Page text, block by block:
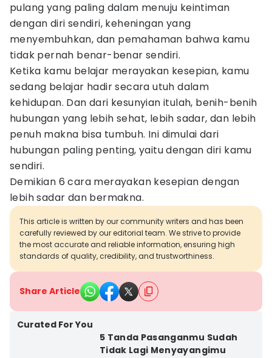
pulang yang paling dalam menuju keintiman
dengan diri sendiri, keheningan yang
menyembuhkan, dan pemahaman bahwa kamu
tidak pernah benar-benar sendiri.
Ketika kamu belajar merayakan kesepian, kamu
sedang belajar hadir secara utuh dalam
kehidupan. Dan dari kesunyian itulah, benih-benih
hubungan yang lebih sehat, lebih sadar, dan lebih
penuh makna bisa tumbuh. Ini dimulai dari
hubungan paling penting, yaitu dengan diri kamu
sendiri.
Demikian 6 cara merayakan kesepian dengan
lebih sadar dan bermakna.
This article is written by our community writers and has been
carefully reviewed by our editorial team. We strive to provide
the most accurate and reliable information, ensuring high
standards of quality, credibility, and trustworthiness.
Share Article
Curated For You
5 Tanda Pasanganmu Sudah
Tidak Lagi Menyayangimu